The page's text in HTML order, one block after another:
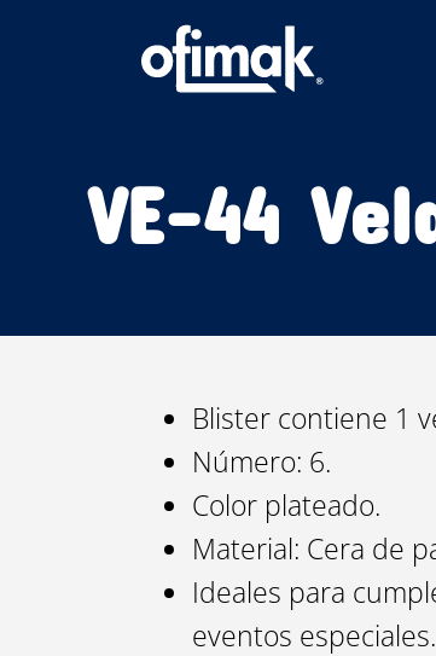
VE-44
Blister contiene 1
Número: 6.
Color plateado.
Material: Cera de
Ideales para
eventos especiales.